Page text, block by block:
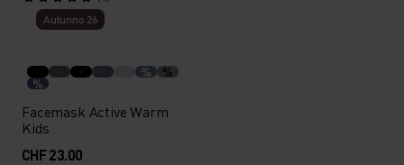
Autunno 26
% %
%
Facemask Active Warm
Kids
CHF 23.00